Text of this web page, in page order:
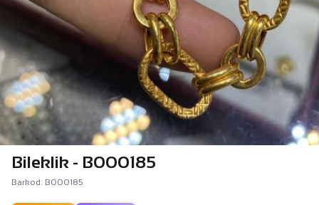
Bileklik - B000185
Barkod: B000185